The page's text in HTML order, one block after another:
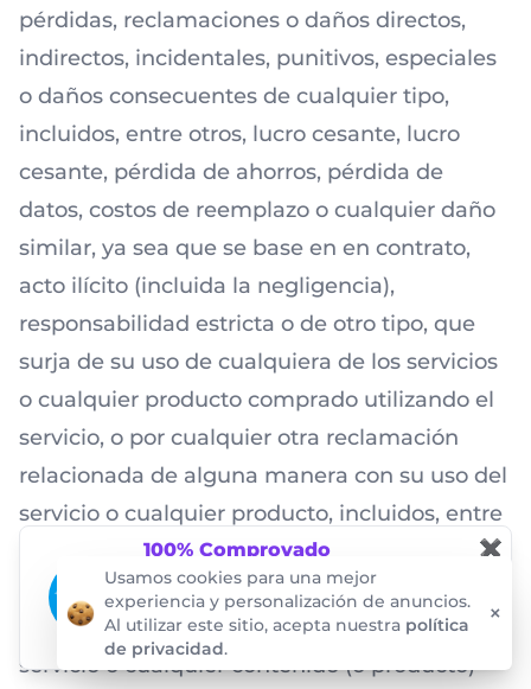
pérdidas, reclamaciones o daños directos,
indirectos, incidentales, punitivos, especiales
o daños consecuentes de cualquier tipo,
incluidos, entre otros, lucro cesante, lucro
cesante, pérdida de ahorros, pérdida de
datos, costos de reemplazo o cualquier daño
similar, ya sea que se base en en contrato,
acto ilícito (incluida la negligencia),
responsabilidad estricta o de otro tipo, que
surja de su uso de cualquiera de los servicios
o cualquier producto comprado utilizando el
servicio, o por cualquier otra reclamación
relacionada de alguna manera con su uso del
servicio o cualquier producto, incluidos, entre
otros, cualquier error u omisión en cualquier
contenido, o cualquier pérdida o daño de
cualquier tipo como resultado del uso del
servicio o cualquier contenido (o producto)
100% Comprovado
Essas notificações são garantidas pela
auditoria da empresa ProveSource. Não
conseguimos criar ou alterar os dados.
ProveSource
✖
Usamos cookies para una mejor
experiencia y personalización de anuncios.
Al utilizar este sitio, acepta nuestra política
de privacidad.
×